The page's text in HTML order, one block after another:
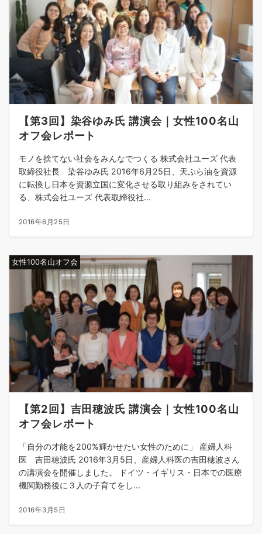
【第3回】染谷ゆみ氏 講演会｜女性100名山
オフ会レポート
モノを捨てない社会をみんなでつくる 株式会社ユーズ 代表
取締役社長 染谷ゆみ氏 2016年6月25日、天ぷら油を資源
に転換し日本を資源立国に変化させる取り組みをされてい
る、株式会社ユーズ 代表取締役社...
2016年6月25日
女性100名山オフ会
【第2回】吉田穂波氏 講演会｜女性100名山
オフ会レポート
「自分の才能を200%輝かせたい女性のために」 産婦人科
医 吉田穂波氏 2016年3月5日、産婦人科医の吉田穂波さん
の講演会を開催しました。 ドイツ・イギリス・日本での医療
機関勤務後に３人の子育てをし...
2016年3月5日